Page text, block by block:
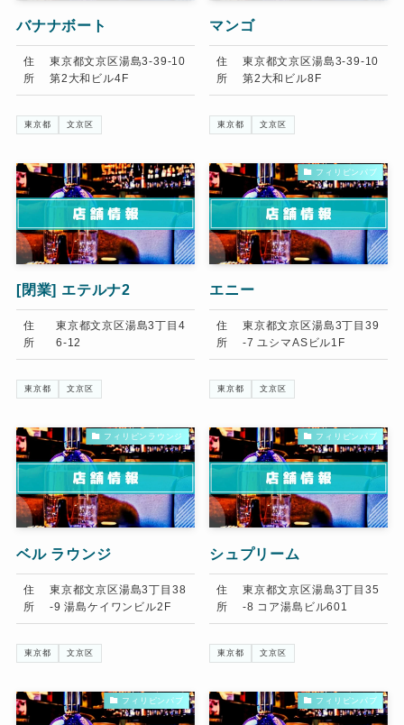
バナナボート
住
所
東京都文京区湯島3-39-10
第2大和ビル4F
東京都 文京区
マンゴ
住
所
東京都文京区湯島3-39-10
第2大和ビル8F
東京都 文京区
[閉業] エテルナ2
住
所
東京都文京区湯島3丁目4
6-12
東京都 文京区
フィリピンパブ
エニー
住
所
東京都文京区湯島3丁目39
-7 ユシマASビル1F
東京都 文京区
フィリピンラウンジ
ベル ラウンジ
住
所
東京都文京区湯島3丁目38
-9 湯島ケイワンビル2F
東京都 文京区
フィリピンパブ
シュプリーム
住
所
東京都文京区湯島3丁目35
-8 コア湯島ビル601
東京都 文京区
フィリピンパブ フィリピンパブ